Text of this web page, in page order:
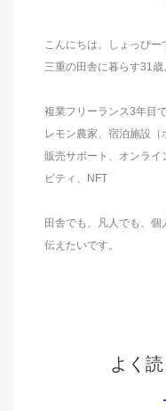
こんにちは。しょっぴー
三重の田舎に暮らす31歳
複業フリーランス3年目で
レモン農家、宿泊施設（
販売サポート、オンライ
ビティ、NFT
田舎でも、凡人でも、
伝えたいです。
よく